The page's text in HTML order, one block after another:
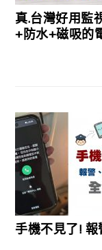
真.台灣好用監
+防水+磁吸的
手機不見了!